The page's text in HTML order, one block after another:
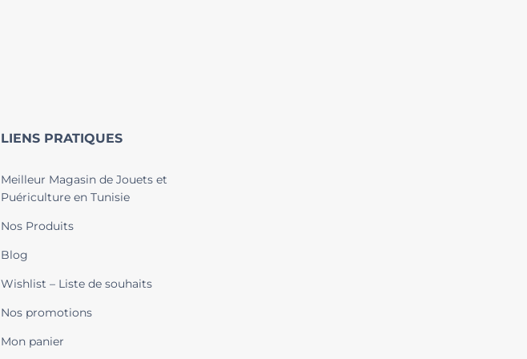
LIENS PRATIQUES
Meilleur Magasin de Jouets et
Puériculture en Tunisie
Nos Produits
Blog
Wishlist – Liste de souhaits
Nos promotions
Mon panier